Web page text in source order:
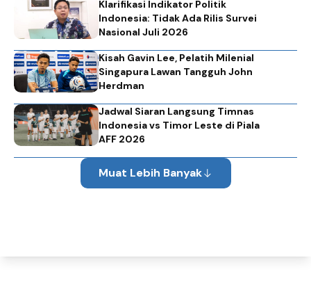
Klarifikasi Indikator Politik
Indonesia: Tidak Ada Rilis Survei
Nasional Juli 2026
Kisah Gavin Lee, Pelatih Milenial
Singapura Lawan Tangguh John
Herdman
Jadwal Siaran Langsung Timnas
Indonesia vs Timor Leste di Piala
AFF 2026
Muat Lebih Banyak